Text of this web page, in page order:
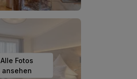
Alle Fotos
ansehen